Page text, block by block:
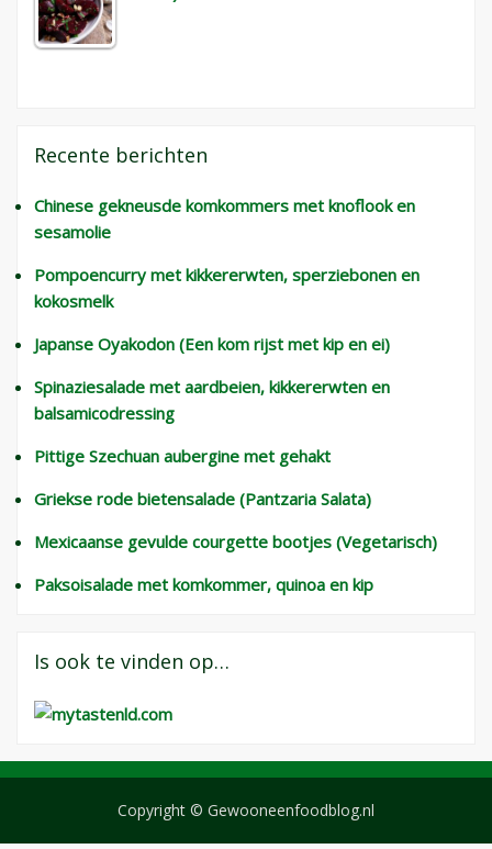
Recente berichten
Chinese gekneusde komkommers met knoflook en
sesamolie
Pompoencurry met kikkererwten, sperziebonen en
kokosmelk
Japanse Oyakodon (Een kom rijst met kip en ei)
Spinaziesalade met aardbeien, kikkererwten en
balsamicodressing
Pittige Szechuan aubergine met gehakt
Griekse rode bietensalade (Pantzaria Salata)
Mexicaanse gevulde courgette bootjes (Vegetarisch)
Paksoisalade met komkommer, quinoa en kip
Is ook te vinden op…
Copyright © Gewooneenfoodblog.nl